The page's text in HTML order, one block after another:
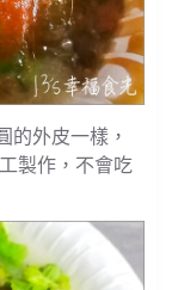
的外皮一樣，
製作，不會吃